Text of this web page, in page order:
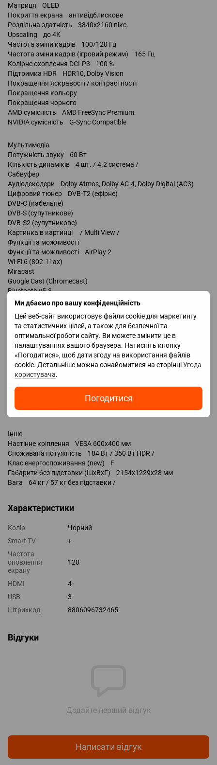
Ми дбаємо про вашу конфіденційність
Цей веб-сайт використовує файли cookie для маркетингу
та статистичних цілей, а також для безпечної та
оптимальної роботи сайту. Ви можете змінити це в
налаштуваннях вашого браузера. Натисніть кнопку
«Погодитися», щоб дати згоду на використання файлів
cookie. Детальніше можна ознайомитися на сторінціУгода
користувача.
Погодитися
Матриця OLED
Покриття екрана антивідблискове
Роздільна здатність 3840x2160 пікс.
Upscaling до 4K
Частота зміни кадрів 100/120 Гц
Частота зміни кадрів (ігровий режим) 165 Гц
Колірне охоплення DCI-P3 100 %
Підтримка HDR HDR10, Dolby Vision
Покращення яскравості / контрастності
Покращення кольору
Покращення чорного
AMD сумісність AMD FreeSync Premium
NVIDIA сумісність G-Sync Compatible
Мультимедіа
Потужність звуку 60 Вт
Кількість динаміків 4 шт. / 4.2 система /
Сабвуфер
Аудіодекодери Dolby Atmos, Dolby AC-4, Dolby Digital (AC3)
Цифровий тюнер DVB-T2 (ефірне)
DVB-C (кабельне)
DVB-S (супутникове)
DVB-S2 (супутникове)
Картинка в картинці / Multi View /
Функції та можливості
Функції та можливості AirPlay 2
Wi-Fi 6 (802.11ax)
Miracast
Google Cast (Chromecast)
Bluetooth v5.3
Matter
Amazon Alexa
Google Assistant
Роз'єми
HDMI 4 шт.
Версія HDMI v 2.1
Технології HDMI eARC, CEC, ALLM, VRR, HGiG, QMS, QFT
Входи USB-A 3 шт. / v2.0 /
Виходи оптичний
Інше
Настінне кріплення VESA 600x400 мм
Споживана потужність 184 Вт / 350 Вт HDR /
Клас енергоспоживання (new) F
Габарити без підставки (ШхВхГ) 2154x1229x28 мм
Вага 64 кг / 57 кг без підставки /
Характеристики
Колір
Чорний
Smart TV
+
Частота
оновлення
екрану
120
HDMI
4
USB
3
Штрихкод
8806096732465
Відгуки
Додайте перший відгук
Написати відгук